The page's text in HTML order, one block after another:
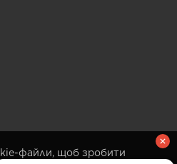
файли, щоб зробити